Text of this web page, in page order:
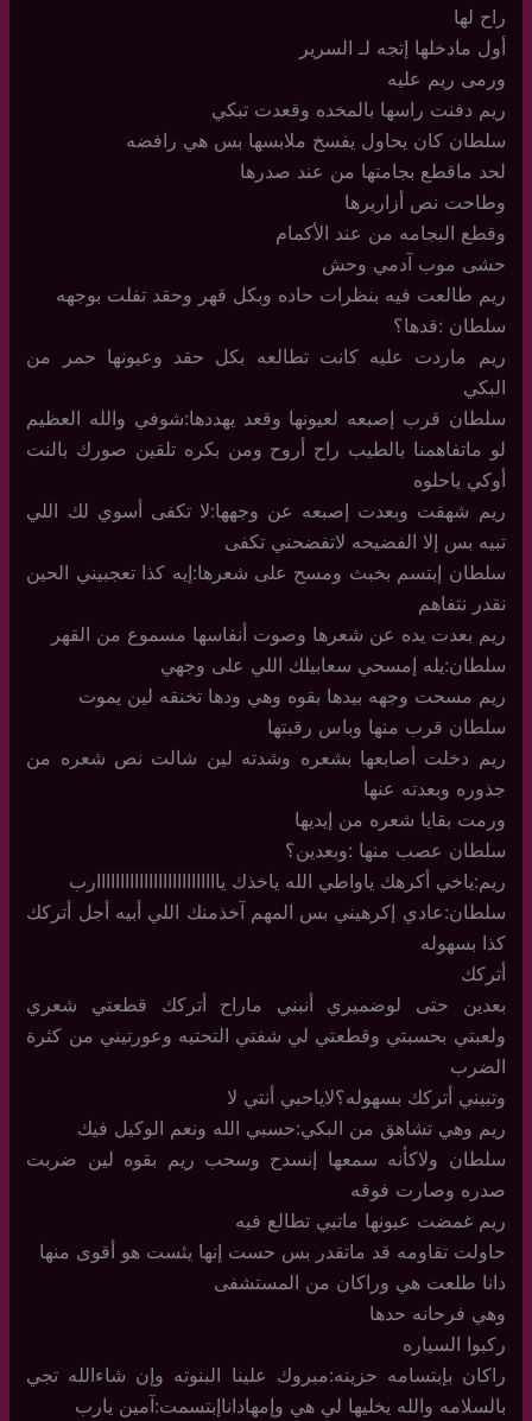
راح لها
أول مادخلها إتجه لـ السرير
ورمى ريم عليه
ريم دفنت راسها بالمخده وقعدت تبكي
سلطان كان يحاول يفسخ ملابسها بس هي رافضه
لحد ماقطع بجامتها من عند صدرها
وطاحت نص أزاريرها
وقطع البجامه من عند الأكمام
حشى موب آدمي وحش
ريم طالعت فيه بنظرات حاده وبكل قهر وحقد تفلت بوجهه
سلطان :قدها؟
ريم ماردت عليه كانت تطالعه بكل حقد وعيونها حمر من
البكي
سلطان قرب إصبعه لعيونها وقعد يهددها:شوفي والله العظيم
لو ماتفاهمنا بالطيب راح أروح ومن بكره تلقين صورك بالنت
أوكي ياحلوه
ريم شهقت وبعدت إصبعه عن وجهها:لا تكفى أسوي لك اللي
تبيه بس إلا الفضيحه لاتفضحني تكفى
سلطان إبتسم بخبث ومسح على شعرها:إيه كذا تعجبيني الحين
نقدر نتفاهم
ريم بعدت يده عن شعرها وصوت أنفاسها مسموع من القهر
سلطان:يله إمسحي سعابيلك اللي على وجهي
ريم مسحت وجهه بيدها بقوه وهي ودها تخنقه لين يموت
سلطان قرب منها وباس رقبتها
ريم دخلت أصابعها بشعره وشدته لين شالت نص شعره من
جذوره وبعدته عنها
ورمت بقايا شعره من إيديها
سلطان عصب منها :وبعدين؟
ريم:ياخي أكرهك ياواطي الله ياخذك ياااااااااااااااااااااااااارب
سلطان:عادي إكرهيني بس المهم آخذمنك اللي أبيه أجل أتركك
كذا بسهوله
أتركك
بعدين حتى لوضميري أنبني ماراح أتركك قطعتي شعري
ولعبتي بحسبتي وقطعتي لي شفتي التحتيه وعورتيني من كثرة
الضرب
وتبيني أتركك بسهوله؟لاياحبي أنتي لا
ريم وهي تشاهق من البكي:حسبي الله ونعم الوكيل فيك
سلطان ولاكأنه سمعها إنسدح وسحب ريم بقوه لين ضربت
صدره وصارت فوقه
ريم غمضت عيونها ماتبي تطالع فيه
حاولت تقاومه قد ماتقدر بس حست إنها يئست هو أقوى منها
دانا طلعت هي وراكان من المستشفى
وهي فرحانه حدها
ركبوا السياره
راكان بإبتسامه حزينه:مبروك علينا البنوته وإن شاءالله تجي
بالسلامه والله يخليها لي هي وإمهاداناإبتسمت:آمين يارب